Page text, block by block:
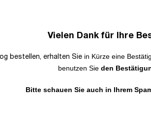
Vielen Dank für Ihre
bestellen, erhalten Sie in Kürze eine
benutzen Sie den
Bitte schauen Sie auch in Ihrem